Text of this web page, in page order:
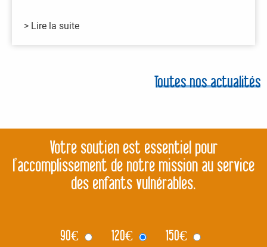
> Lire la suite
Toutes nos actualités
Votre soutien est essentiel pour
l’accomplissement de notre mission au service
des enfants vulnérables.
90€ 120€ 150€